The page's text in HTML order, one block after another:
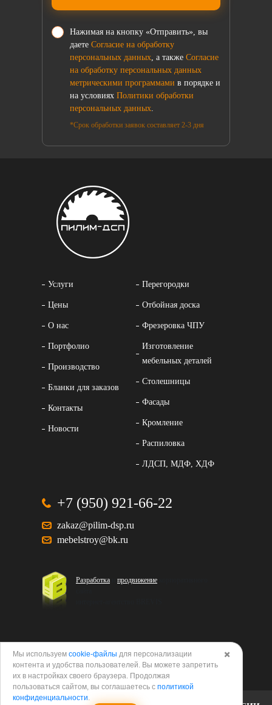
Нажимая на кнопку «Отправить», вы
даете Согласие на обработку
персональных данных, а также Согласие
на обработку персональных данных
метрическими программами в порядке и
на условиях Политики обработки
персональных данных.
*Срок обработки заявок составляет 2-3 дня
Услуги
Цены
О нас
Портфолио
Производство
Бланки для заказов
Контакты
Новости
Перегородки
Отбойная доска
Фрезеровка ЧПУ
Изготовление
мебельных деталей
Столешницы
Фасады
Кромление
Распиловка
ЛДСП, МДФ, ХДФ
+7 (950) 921-66-22
zakaz@pilim-dsp.ru
mebelstroy@bk.ru
Разработка продвижение
Политика в отношении обработки персональных
данных
✖️
Мы используем cookie-файлы для персонализации
контента и удобства пользователей. Вы можете запретить
их в настройках своего браузера. Продолжая
пользоваться сайтом, вы соглашаетесь с политикой
конфиденциальности.